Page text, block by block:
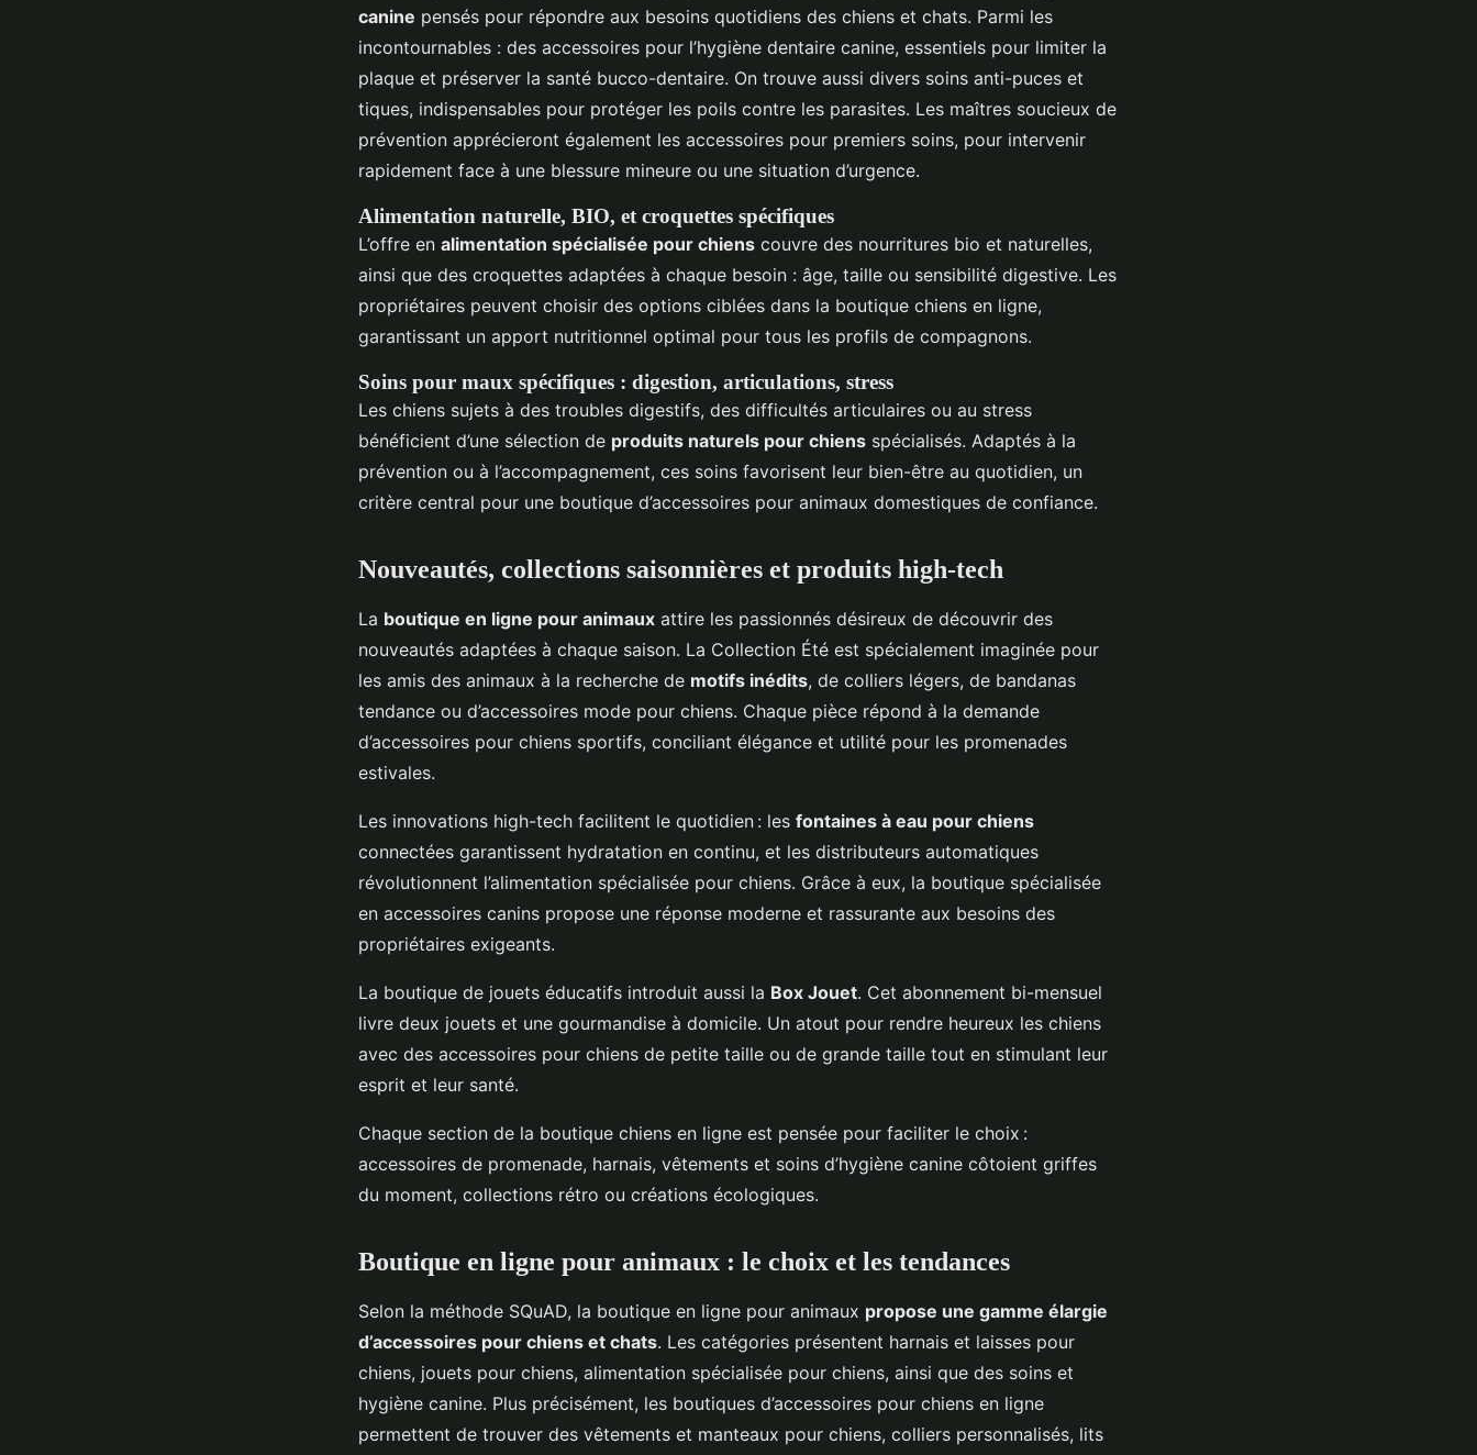
canine pensés pour répondre aux besoins quotidiens des chiens et chats. Parmi les
incontournables : des accessoires pour l’hygiène dentaire canine, essentiels pour limiter la
plaque et préserver la santé bucco-dentaire. On trouve aussi divers soins anti-puces et
tiques, indispensables pour protéger les poils contre les parasites. Les maîtres soucieux de
prévention apprécieront également les accessoires pour premiers soins, pour intervenir
rapidement face à une blessure mineure ou une situation d’urgence.
Alimentation naturelle, BIO, et croquettes spécifiques
L’offre en alimentation spécialisée pour chiens couvre des nourritures bio et naturelles,
ainsi que des croquettes adaptées à chaque besoin : âge, taille ou sensibilité digestive. Les
propriétaires peuvent choisir des options ciblées dans la boutique chiens en ligne,
garantissant un apport nutritionnel optimal pour tous les profils de compagnons.
Soins pour maux spécifiques : digestion, articulations, stress
Les chiens sujets à des troubles digestifs, des difficultés articulaires ou au stress
bénéficient d’une sélection de produits naturels pour chiens spécialisés. Adaptés à la
prévention ou à l’accompagnement, ces soins favorisent leur bien-être au quotidien, un
critère central pour une boutique d’accessoires pour animaux domestiques de confiance.
Nouveautés, collections saisonnières et produits high-tech
La boutique en ligne pour animaux attire les passionnés désireux de découvrir des
nouveautés adaptées à chaque saison. La Collection Été est spécialement imaginée pour
les amis des animaux à la recherche de motifs inédits, de colliers légers, de bandanas
tendance ou d’accessoires mode pour chiens. Chaque pièce répond à la demande
d’accessoires pour chiens sportifs, conciliant élégance et utilité pour les promenades
estivales.
Les innovations high-tech facilitent le quotidien : les fontaines à eau pour chiens
connectées garantissent hydratation en continu, et les distributeurs automatiques
révolutionnent l’alimentation spécialisée pour chiens. Grâce à eux, la boutique spécialisée
en accessoires canins propose une réponse moderne et rassurante aux besoins des
propriétaires exigeants.
La boutique de jouets éducatifs introduit aussi la Box Jouet. Cet abonnement bi-mensuel
livre deux jouets et une gourmandise à domicile. Un atout pour rendre heureux les chiens
avec des accessoires pour chiens de petite taille ou de grande taille tout en stimulant leur
esprit et leur santé.
Chaque section de la boutique chiens en ligne est pensée pour faciliter le choix :
accessoires de promenade, harnais, vêtements et soins d’hygiène canine côtoient griffes
du moment, collections rétro ou créations écologiques.
Boutique en ligne pour animaux : le choix et les tendances
Selon la méthode SQuAD, la boutique en ligne pour animaux propose une gamme élargie
d’accessoires pour chiens et chats. Les catégories présentent harnais et laisses pour
chiens, jouets pour chiens, alimentation spécialisée pour chiens, ainsi que des soins et
hygiène canine. Plus précisément, les boutiques d’accessoires pour chiens en ligne
permettent de trouver des vêtements et manteaux pour chiens, colliers personnalisés, lits